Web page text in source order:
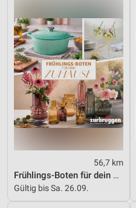
56,7 km
Frühlings-Boten für dein Zuhause
Gültig bis Sa. 26.09.